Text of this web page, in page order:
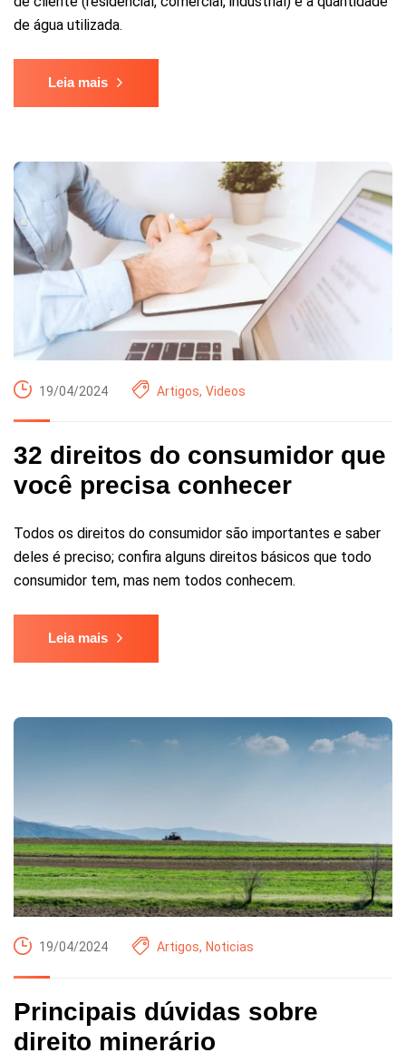
de água utilizada.
Leia mais
19/04/2024 Artigos, Videos
32 direitos do consumidor que
você precisa conhecer
Todos os direitos do consumidor são importantes e saber
deles é preciso; confira alguns direitos básicos que todo
consumidor tem, mas nem todos conhecem.
Leia mais
19/04/2024 Artigos, Noticias
Principais dúvidas sobre
direito minerário